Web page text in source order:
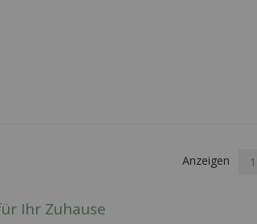
Anzeigen
Ihr Zuhause